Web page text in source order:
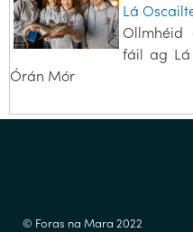
Lá
Ollmhéid
fáil ag Lá
Órán Mór
© Foras na Mara 2022